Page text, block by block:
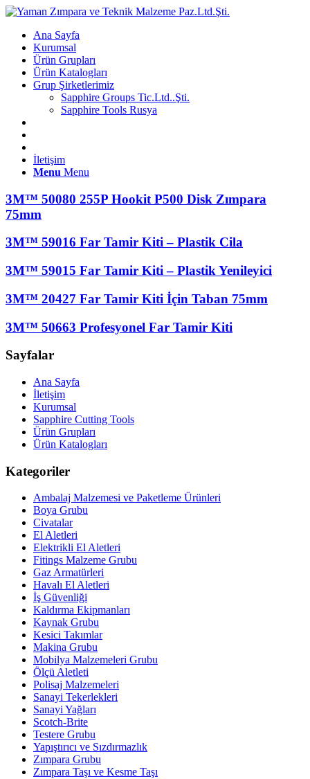
Ana Sayfa
Kurumsal
Ürün Grupları
Ürün Katalogları
Grup Şirketlerimiz
Sapphire Groups Tic.Ltd..Şti.
Sapphire Tools Rusya
İletişim
Menu Menu
3M™ 50080 255P Hookit P500 Disk Zımpara
75mm
3M™ 59016 Far Tamir Kiti – Plastik Cila
3M™ 59015 Far Tamir Kiti – Plastik Yenileyici
3M™ 20427 Far Tamir Kiti İçin Taban 75mm
3M™ 50663 Profesyonel Far Tamir Kiti
Sayfalar
Ana Sayfa
İletişim
Kurumsal
Sapphire Cutting Tools
Ürün Grupları
Ürün Katalogları
Kategoriler
Ambalaj Malzemesi ve Paketleme Ürünleri
Boya Grubu
Civatalar
El Aletleri
Elektrikli El Aletleri
Fitings Malzeme Grubu
Gaz Armatürleri
Havalı El Aletleri
İş Güvenliği
Kaldırma Ekipmanları
Kaynak Grubu
Kesici Takımlar
Makina Grubu
Mobilya Malzemeleri Grubu
Ölçü Aletleti
Polisaj Malzemeleri
Sanayi Tekerlekleri
Sanayi Yağları
Scotch-Brite
Testere Grubu
Yapıştırıcı ve Sızdırmazlık
Zımpara Grubu
Zımpara Taşı ve Kesme Taşı